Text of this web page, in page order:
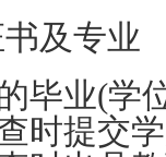
及专业
毕业(学
时提交